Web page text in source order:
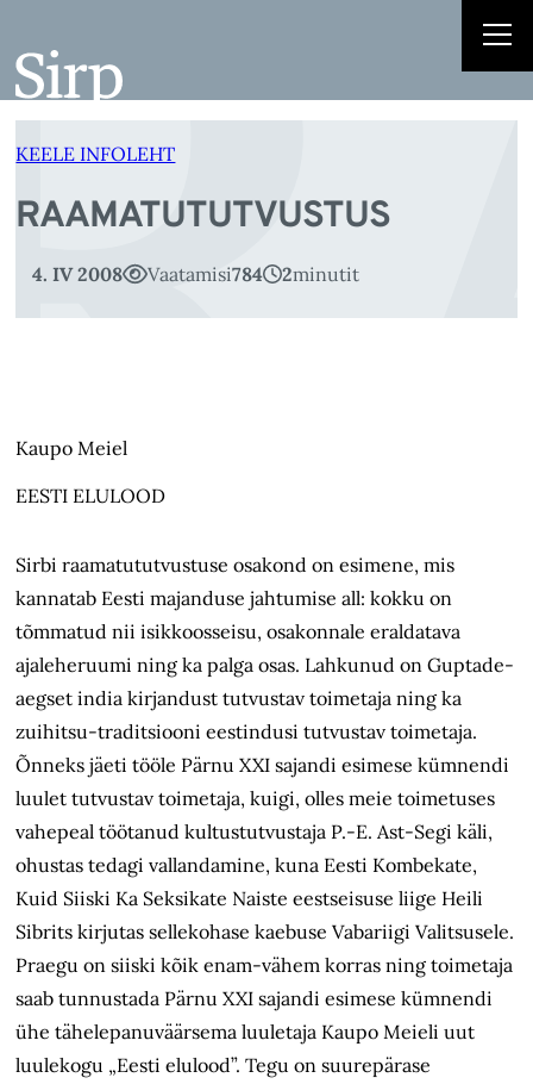
juurde
KEELE INFOLEHT
RAAMATUTUTVUSTUS
4. IV 2008 Vaatamisi784 2minutit
Kaupo Meiel
EESTI ELULOOD
Sirbi raamatututvustuse osakond on esimene, mis
kannatab Eesti majanduse jahtumise all: kokku on
tõmmatud nii isikkoosseisu, osakonnale eraldatava
ajaleheruumi ning ka palga osas. Lahkunud on Guptade-
aegset india kirjandust tutvustav toimetaja ning ka
zuihitsu-traditsiooni eestindusi tutvustav toimetaja.
Õnneks jäeti tööle Pärnu XXI sajandi esimese kümnendi
luulet tutvustav toimetaja, kuigi, olles meie toimetuses
vahepeal töötanud kultustutvustaja P.-E. Ast-Segi käli,
ohustas tedagi vallandamine, kuna Eesti Kombekate,
Kuid Siiski Ka Seksikate Naiste eestseisuse liige Heili
Sibrits kirjutas sellekohase kaebuse Vabariigi Valitsusele.
Praegu on siiski kõik enam-vähem korras ning toimetaja
saab tunnustada Pärnu XXI sajandi esimese kümnendi
ühe tähelepanuväärsema luuletaja Kaupo Meieli uut
luulekogu „Eesti elulood”. Tegu on suurepärase